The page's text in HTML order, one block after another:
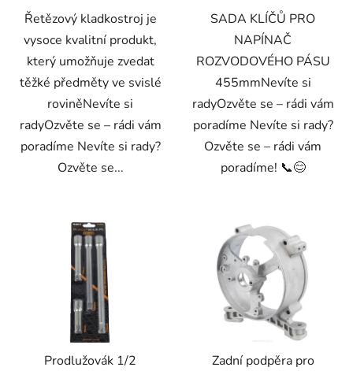
Řetězový kladkostroj je
vysoce kvalitní produkt,
který umožňuje zvedat
těžké předměty ve svislé
roviněNevíte si
radyOzvěte se – rádi vám
poradíme Nevíte si rady?
Ozvěte se...
SADA KLÍČŮ PRO
NAPÍNAČ
ROZVODOVÉHO PÁSU
455mmNevíte si
radyOzvěte se – rádi vám
poradíme Nevíte si rady?
Ozvěte se – rádi vám
poradíme! 📞😊
Prodlužovák 1/2
Zadní podpěra pro